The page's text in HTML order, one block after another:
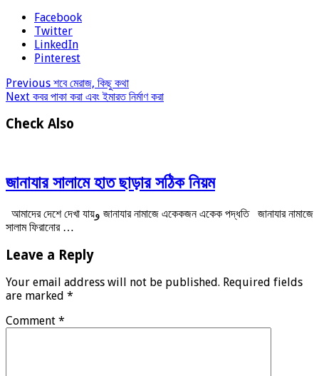
Facebook
Twitter
LinkedIn
Pinterest
Previous শবে মেরাজ, কিছু কথা
Next কবর পাকা করা এবং ইমারত নির্মাণ করা
Check Also
জানাযার সালামে হাত ছাড়ার সঠিক নিয়ম
আমাদের দেশে দেখা যায়و জানাযার নামাজে একেকজন একেক পদ্ধতি জানাযার নামাজে
সালাম ফিরানোর …
Leave a Reply
Your email address will not be published. Required fields
are marked *
Comment *